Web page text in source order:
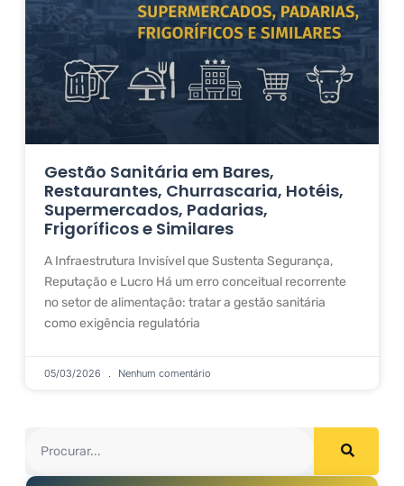
Gestão Sanitária em Bares,
Restaurantes, Churrascaria, Hotéis,
Supermercados, Padarias,
Frigoríficos e Similares
A Infraestrutura Invisível que Sustenta Segurança,
Reputação e Lucro Há um erro conceitual recorrente
no setor de alimentação: tratar a gestão sanitária
como exigência regulatória
05/03/2026 Nenhum comentário